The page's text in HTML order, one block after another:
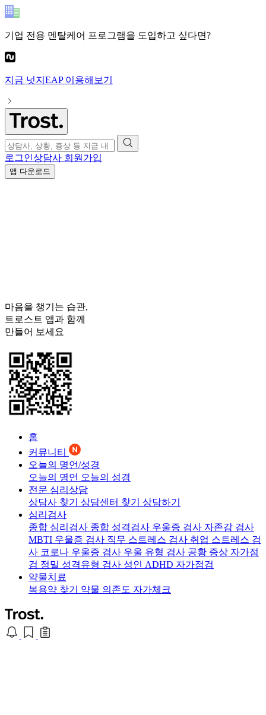
기업 전용 멘탈케어 프로그램을 도입하고 싶다면?
지금 넛지EAP이용해보기
로그인상담사 회원가입
앱 다운로드
마음을 챙기는 습관,
트로스트 앱과 함께
만들어 보세요
홈
커뮤니티
오늘의 명언/성경
오늘의 명언 오늘의 성경
전문 심리상담
상담사 찾기 상담센터 찾기 상담하기
심리검사
종합 심리검사 종합 성격검사 우울증 검사 자존감 검사
MBTI 우울증 검사 직무 스트레스 검사 취업 스트레스 검
사 코로나 우울증 검사 우울 유형 검사 공황 증상 자가점
검 정밀 성격유형 검사 성인 ADHD 자가점검
약물치료
복용약 찾기 약물 의존도 자가체크